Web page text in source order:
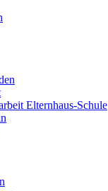
Elternhaus-Schule